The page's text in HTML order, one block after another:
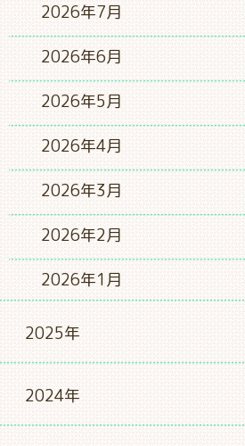
2026年7月
2026年6月
2026年5月
2026年4月
2026年3月
2026年2月
2026年1月
2025年
2024年